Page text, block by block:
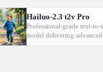
Hailuo-2.3 t2v Pro
Professional-grade text-to-
model delivering advanced
motion, physics realism